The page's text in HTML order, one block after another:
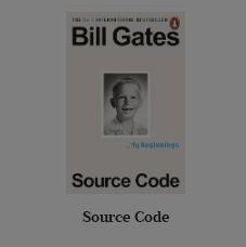
Source Code